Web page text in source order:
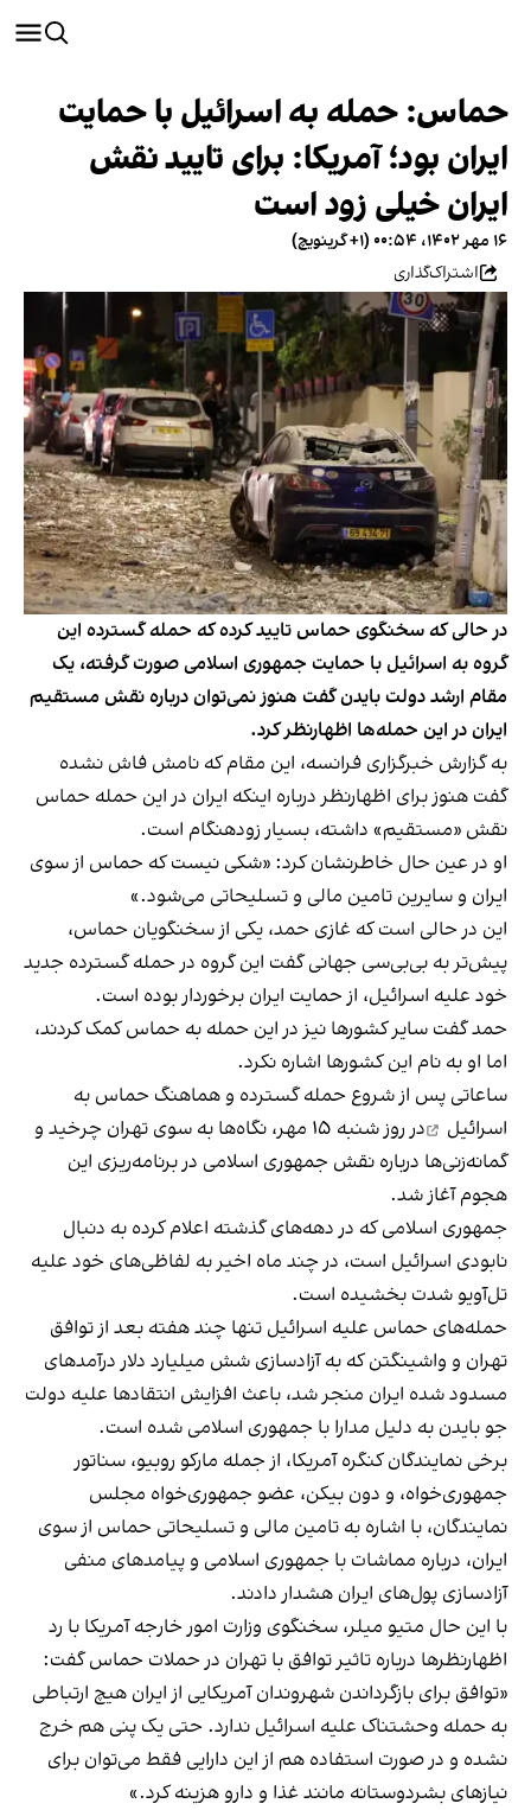
حماس: حمله به اسرائیل با حمایت
ایران بود؛ آمریکا: برای تایید نقش
ایران خیلی زود است
۱۶ مهر ۱۴۰۲، ۰۰:۵۴ (‎+۱ گرینویچ)
اشتراک‌گذاری
در حالی که سخنگوی حماس تایید کرده که حمله‌ گسترده این
گروه به اسرائیل با حمایت جمهوری اسلامی صورت گرفته، یک
مقام ارشد دولت بایدن گفت هنوز نمی‌توان درباره نقش مستقیم
ایران در این حمله‌ها اظهارنظر کرد.
به گزارش خبرگزاری فرانسه، این مقام که نامش فاش نشده
گفت هنوز برای اظهارنظر درباره اینکه ایران در این حمله حماس
نقش «مستقیم» داشته، بسیار زودهنگام است.
او در عین حال خاطرنشان کرد: «شکی نیست که حماس از سوی
ایران و سایرین تامین مالی و تسلیحاتی می‌شود.»
این در حالی است که غازی حمد، یکی از سخنگویان حماس،
پیش‌تر به بی‌بی‌سی جهانی گفت این گروه در حمله گسترده جدید
خود علیه اسرائیل، از حمایت ایران برخوردار بوده است.
حمد گفت سایر کشورها نیز در این حمله به حماس کمک کردند،
اما او به نام این کشورها اشاره نکرد.
ساعاتی پس از شروع حمله گسترده و هماهنگ حماس به
اسرائیل
در روز شنبه ۱۵ مهر، نگاه‌ها به سوی تهران چرخید و
گمانه‌زنی‌ها درباره نقش جمهوری اسلامی در برنامه‌ریزی این
هجوم آغاز شد.
جمهوری اسلامی که در دهه‌های گذشته اعلام کرده به دنبال
نابودی اسرائیل است، در چند ماه اخیر به لفاظی‌های خود علیه
تل‌آویو شدت بخشیده است.
حمله‌های حماس علیه اسرائیل تنها چند هفته بعد از توافق
تهران و واشینگتن که به آزادسازی شش میلیارد دلار درآمدهای
مسدود شده ایران منجر شد، باعث افزایش انتقاد‌ها علیه دولت
جو بایدن به دلیل مدارا با جمهوری اسلامی شده است.
برخی نمایندگان کنگره آمریکا، از جمله مارکو روبیو، سناتور
جمهوری‌خواه، و دون بیکن، عضو جمهوری‌خواه مجلس
نمایندگان، با اشاره به تامین مالی و تسلیحاتی حماس از سوی
ایران، درباره مماشات با جمهوری اسلامی و پیامدهای منفی
آزادسازی پول‌های ایران هشدار دادند.
با این حال متیو میلر، سخنگوی وزارت امور خارجه آمریکا با رد
اظهار‌نظر‌ها درباره تاثیر توافق با تهران در حملات حماس گفت:
«‌توافق برای بازگرداندن شهروندان آمریکایی از ایران هیچ ارتباطی
به حمله وحشتناک علیه اسرائیل ندارد. حتی یک پنی هم خرج
نشده و در صورت استفاده هم از این دارایی فقط می‌توان برای
نیازهای بشردوستانه مانند غذا و دارو هزینه کرد.»